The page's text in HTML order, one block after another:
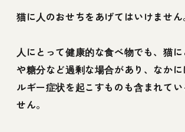
猫に人のおせちをあげてはいけません
人にとって健康的な食べ物でも、猫
や糖分など過剰な場合があり、なか
ルギー症状を起こすものも含まれて
せん。